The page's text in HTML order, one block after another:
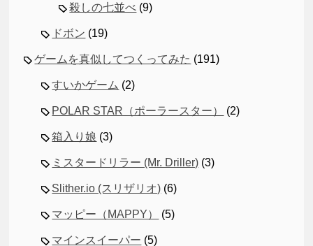
殺しの七並べ (9)
ドボン (19)
ゲームを真似してつくってみた (191)
すいかゲーム (2)
POLAR STAR（ポーラースター） (2)
箱入り娘 (3)
ミスタードリラー (Mr. Driller) (3)
Slither.io (スリザリオ) (6)
マッピー（MAPPY） (5)
マインスイーパー (5)